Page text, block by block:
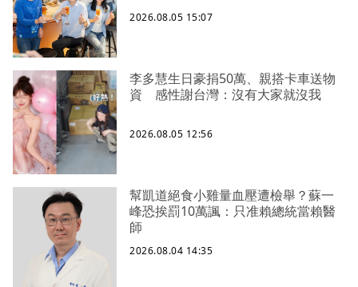
2026.08.05 15:07
李多慧生日豪捐50萬、親搭卡車送物
資 感性謝台灣：沒有大家就沒我
2026.08.05 12:56
幫凱道絕食小雞量血壓遭檢舉？蘇一
峰恐挨罰10萬諷：只准賴總統當賴醫
師
2026.08.04 14:35